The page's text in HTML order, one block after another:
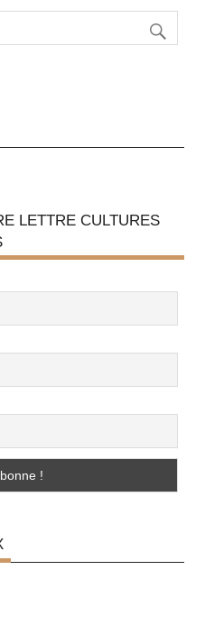
LETTRE CULTURES